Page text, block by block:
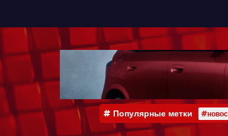
Популярные метки